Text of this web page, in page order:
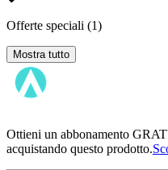
Offerte speciali (1)
Mostra tutto
Ottieni un abbonamento
acquistando questo prodotto.